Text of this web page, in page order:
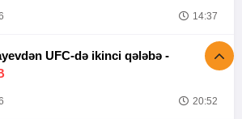
14:37
Tofiq Musayevdən UFC-də ikinci qələbə -
20:52